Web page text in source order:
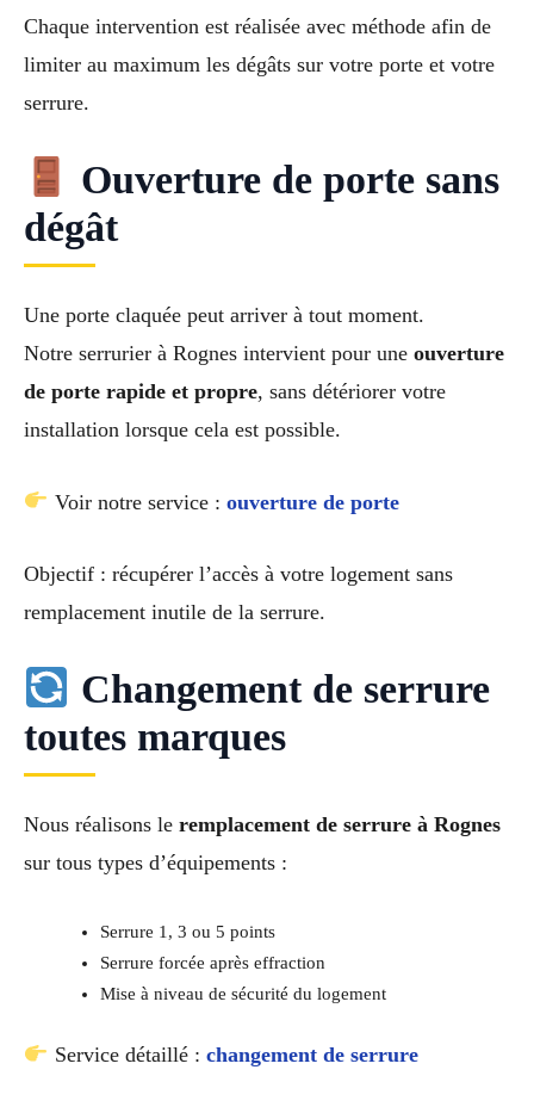
Chaque intervention est réalisée avec méthode afin de
limiter au maximum les dégâts sur votre porte et votre
serrure.
Ouverture de porte sans
dégât
Une porte claquée peut arriver à tout moment.
Notre serrurier à Rognes intervient pour une ouverture
de porte rapide et propre, sans détériorer votre
installation lorsque cela est possible.
Voir notre service : ouverture de porte
Objectif : récupérer l’accès à votre logement sans
remplacement inutile de la serrure.
Changement de serrure
toutes marques
Nous réalisons le remplacement de serrure à Rognes
sur tous types d’équipements :
Serrure 1, 3 ou 5 points
Serrure forcée après effraction
Mise à niveau de sécurité du logement
Service détaillé : changement de serrure